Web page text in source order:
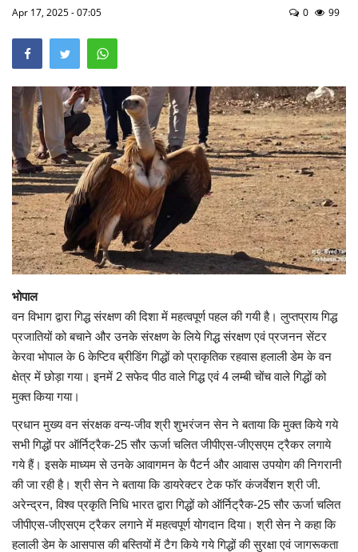
खेल
English hindi
Apr 17, 2025 - 07:05
0 99
भोपाल
वन विभाग द्वारा गिद्ध संरक्षण की दिशा में महत्वपूर्ण पहल की गयी है। लुप्तप्राय गिद्ध
प्रजातियों को बचाने और उनके संरक्षण के लिये गिद्ध संरक्षण एवं प्रजनन सेंटर
केरवा भोपाल के 6 केप्टिव ब्रीडिंग गिद्धों को प्राकृतिक रहवास हलाली डेम के वन
क्षेत्र में छोड़ा गया। इनमें 2 सफेद पीठ वाले गिद्ध एवं 4 लम्बी चोंच वाले गिद्धों को
मुक्त किया गया।
प्रधान मुख्य वन संरक्षक वन्य-जीव श्री शुभरंजन सेन ने बताया कि मुक्त किये गये
सभी गिद्धों पर ऑर्निट्रैक-25 सौर ऊर्जा चलित जीपीएस-जीएसएम ट्रैकर लगाये
गये हैं। इसके माध्यम से उनके आवागमन के पैटर्न और आवास उपयोग की निगरानी
की जा रही है। श्री सेन ने बताया कि डायरेक्टर टेक फॉर कंजर्वेशन श्री जी.
अरेन्द्रन, विश्व प्रकृति निधि भारत द्वारा गिद्धों को ऑर्निट्रैक-25 सौर ऊर्जा चलित
जीपीएस-जीएसएम ट्रैकर लगाने में महत्वपूर्ण योगदान दिया। श्री सेन ने कहा कि
हलाली डेम के आसपास की बस्तियों में टैग किये गये गिद्धों की सुरक्षा एवं जागरूकता